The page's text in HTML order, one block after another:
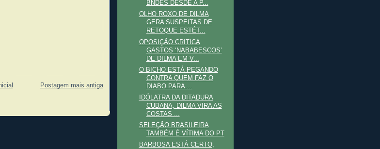
Postagem mais antiga
BNDES DESDE A P...
OLHO ROXO DE DILMA
GERA SUSPEITAS DE
RETOQUE ESTÉT...
OPOSIÇÃO CRITICA
GASTOS ‘NABABESCOS’
DE DILMA EM V...
O BICHO ESTÁ PEGANDO
CONTRA QUEM FAZ O
DIABO PARA ...
IDÓLATRA DA DITADURA
CUBANA, DILMA VIRA AS
COSTAS ...
SELEÇÃO BRASILEIRA
TAMBÉM É VÍTIMA DO PT
BARBOSA ESTÁ CERTO,